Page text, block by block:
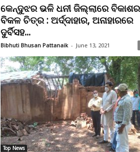
କେନ୍ଦୁଝର ଭଳି ଧନୀ ଜିଲ୍ଲାରେ ବିକାଶର
ବିକଳ ଚିତ୍ର : ଅର୍ଦ୍ଦାହାର, ଅନାହାରରେ
ଦୁର୍ବିସହ...
Bibhuti Bhusan Pattanaik - June 13, 2021
Top News